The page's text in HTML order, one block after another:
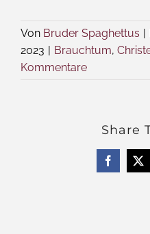
Von Bruder Spaghettus |
2023 | Brauchtum,
Kommentare
Share
Facebook
X